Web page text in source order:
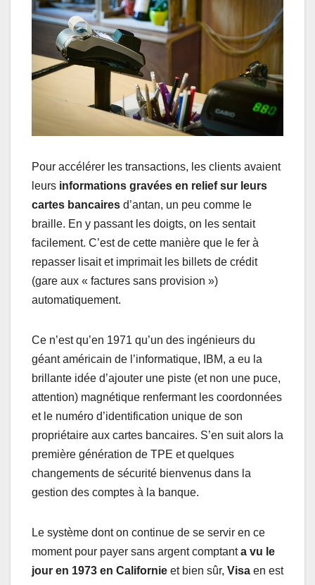
Pour accélérer les transactions, les clients avaient
leurs informations gravées en relief sur leurs
cartes bancaires d’antan, un peu comme le
braille. En y passant les doigts, on les sentait
facilement. C’est de cette manière que le fer à
repasser lisait et imprimait les billets de crédit
(gare aux « factures sans provision »)
automatiquement.
Ce n’est qu’en 1971 qu’un des ingénieurs du
géant américain de l’informatique, IBM, a eu la
brillante idée d’ajouter une piste (et non une puce,
attention) magnétique renfermant les coordonnées
et le numéro d’identification unique de son
propriétaire aux cartes bancaires. S’en suit alors la
première génération de TPE et quelques
changements de sécurité bienvenus dans la
gestion des comptes à la banque.
Le système dont on continue de se servir en ce
moment pour payer sans argent comptanta vu le
jour en 1973 en Californie et bien sûr, Visa en est